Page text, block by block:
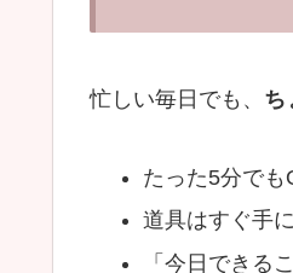
忙しい毎日でも、 ち
たった5分でも
道具はすぐ手
「今日できる